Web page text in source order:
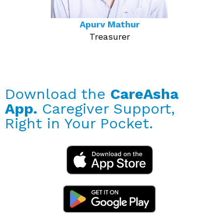
Apurv Mathur
Treasurer
Download the CareAsha
App. Caregiver Support,
Right in Your Pocket.